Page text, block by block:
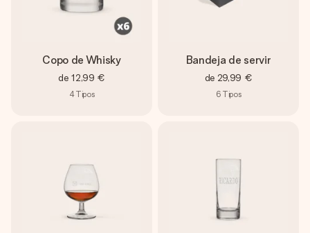
Copo de Whisky
de 12,99 €
4Tipos
Bandeja de servir
de 29,99 €
6 Tipos